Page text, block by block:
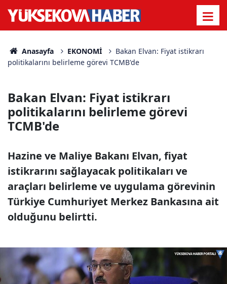
Anasayfa EKONOMİ
Bakan Elvan: Fiyat istikrarı
politikalarını belirleme görevi TCMB'de
Bakan Elvan: Fiyat istikrarı
politikalarını belirleme görevi
TCMB'de
Hazine ve Maliye Bakanı Elvan, fiyat
istikrarını sağlayacak politikaları ve
araçları belirleme ve uygulama görevinin
Türkiye Cumhuriyet Merkez Bankasına ait
olduğunu belirtti.